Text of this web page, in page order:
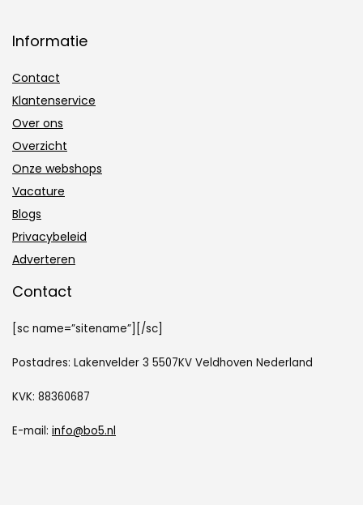
Informatie
Contact
Klantenservice
Over ons
Overzicht
Onze webshops
Vacature
Blogs
Privacybeleid
Adverteren
Contact
[sc name=”sitename”][/sc]
Postadres: Lakenvelder 3 5507KV Veldhoven Nederland
KVK: 88360687
E-mail: info@bo5.nl